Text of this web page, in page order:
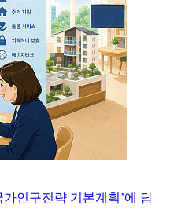
가인구전략 기본계획’에 담